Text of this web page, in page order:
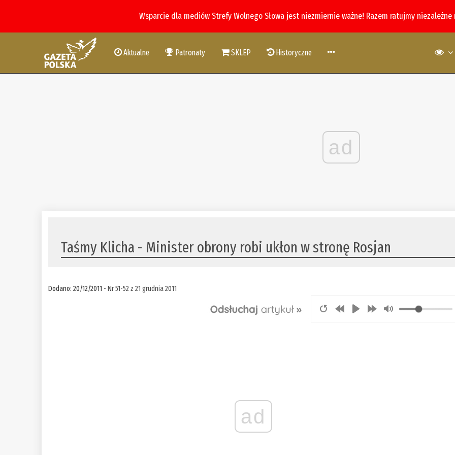
Wsparcie dla mediów Strefy Wolnego Słowa jest niezmiernie ważne! Razem ratujmy
Aktualne Patronaty SKLEP Historyczne
ad
Taśmy Klicha - Minister obrony robi ukłon w stronę Rosjan
Dodano: 20/12/2011 -Nr 51-52 z 21 grudnia 2011
ad